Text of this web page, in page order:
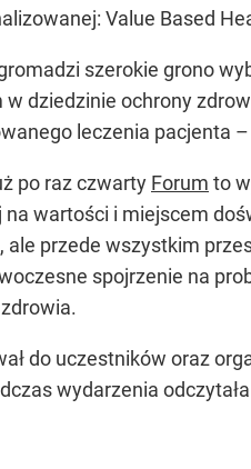
Value Based
szerokie grono
dziedzinie ochrony
leczenia pacjenta
po raz czwarty Forum to
wartości i miejscem
ale przede wszystkim
spojrzenie na
do uczestników oraz
wydarzenia